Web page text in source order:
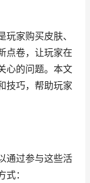
家购买皮肤、
点卷，让玩家在
心的问题。本文
技巧，帮助玩家
通过参与这些活
：